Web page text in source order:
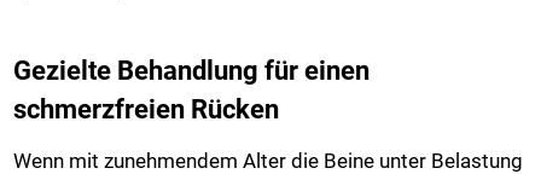
Gezielte Behandlung für einen
schmerzfreien Rücken
Wenn mit zunehmendem Alter die Beine unter Belastung